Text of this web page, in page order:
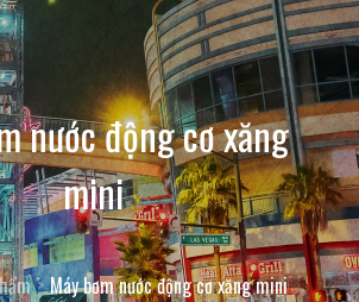
nước động cơ xăng
mini
Máy bơm nước động cơ xăng mini